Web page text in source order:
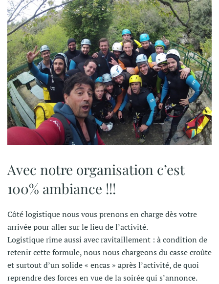
Avec notre organisation c’est
100% ambiance !!!
Côté logistique nous vous prenons en charge dès votre
arrivée pour aller sur le lieu de l’activité.
Logistique rime aussi avec ravitaillement : à condition de
retenir cette formule, nous nous chargeons du casse croûte
et surtout d’un solide « encas » après l’activité, de quoi
reprendre des forces en vue de la soirée qui s’annonce.